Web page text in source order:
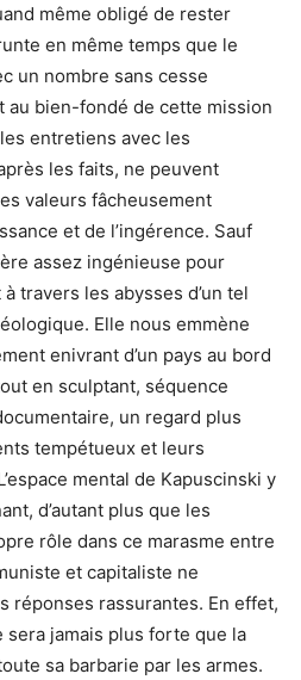
même obligé de rester
en même temps que le
un nombre sans cesse
au bien-fondé de cette mission
entretiens avec les
les faits, ne peuvent
valeurs fâcheusement
et de l’ingérence. Sauf
assez ingénieuse pour
travers les abysses d’un tel
Elle nous emmène
enivrant d’un pays au bord
en sculptant, séquence
un regard plus
tempétueux et leurs
mental de Kapuscinski y
d’autant plus que les
rôle dans ce marasme entre
et capitaliste ne
réponses rassurantes. En effet,
jamais plus forte que la
sa barbarie par les armes.